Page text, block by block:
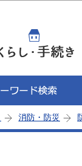
消防・防災